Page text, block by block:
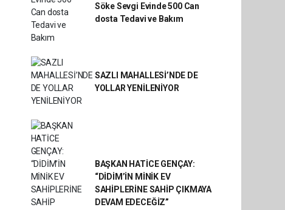
Söke Sevgi Evinde 500 Can
dosta Tedavi ve Bakım
SAZLI MAHALLESİ’NDE DE
YOLLAR YENİLENİYOR
BAŞKAN HATİCE GENÇAY:
“DİDİM’İN MİNİK EV
SAHİPLERİNE SAHİP ÇIKMAYA
DEVAM EDECEĞİZ”